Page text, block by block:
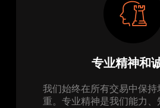
专业精神和
我们始终在所有交易中保
重。专业精神是我们能力、